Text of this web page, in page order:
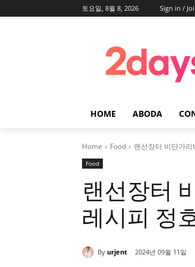
토요일, 8월 8, 2026 Sign in /
HOME ABODA
Home Food 랜선장터 비단가
Food
랜선장터
레시피 정
By urjent 2024년 09월 11일